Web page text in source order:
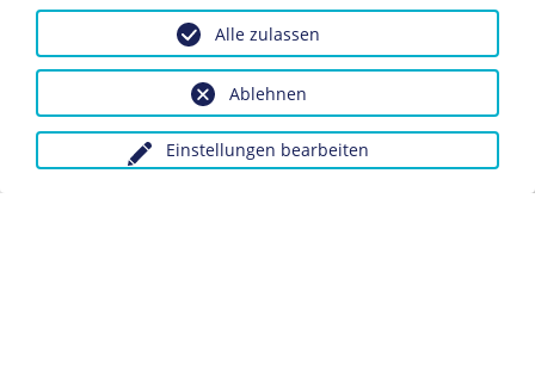
VII.
Victorias Nachfolger wird.
1843
September: Als erste britische Herrscherin seit Heinrich
VIII. (1491-1547) besucht Victoria Frankreich.
Einstellungen bearbeiten
Ablehnen
Alle zulassen